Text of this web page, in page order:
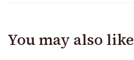
You may also like